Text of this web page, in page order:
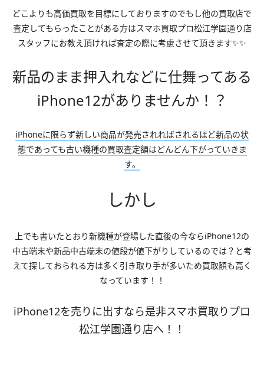
どこよりも高価買取を目標にしておりますのでもし他の買取店で
査定してもらったことがある方はスマホ買取プロ松江学園通り店
スタッフにお教え頂ければ査定の際に考慮させて頂きます✨✨
新品のまま押入れなどに仕舞ってある
iPhone12がありませんか！？
iPhoneに限らず新しい商品が発売されればされるほど新品の状
態であっても古い機種の買取査定額はどんどん下がっていきま
す。
しかし
上でも書いたとおり新機種が登場した直後の今ならiPhone12の
中古端末や新品中古端末の値段が値下がりしているのでは？と考
えて探しておられる方は多く引き取り手が多いため買取額も高く
なっています！！
iPhone12を売りに出すなら是非スマホ買取りプロ
松江学園通り店へ！！